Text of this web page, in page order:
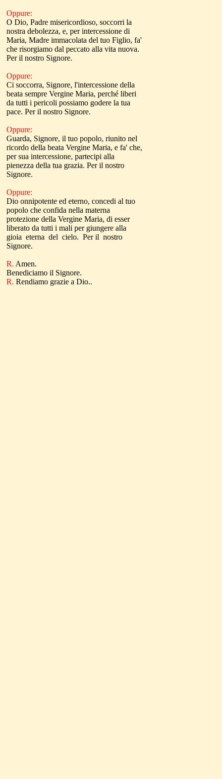
Oppure:
O Dio, Padre misericordioso, soccorri la
nostra debolezza, e, per intercessione di
Maria, Madre immacolata del tuo Figlio, fa'
che risorgiamo dal peccato alla vita nuova.
Per il nostro Signore.
Oppure:
Ci soccorra, Signore, l'intercessione della
beata sempre Vergine Maria, perché liberi
da tutti i pericoli possiamo godere la tua
pace. Per il nostro Signore.
Oppure:
Guarda, Signore, il tuo popolo, riunito nel
ricordo della beata Vergine Maria, e fa' che,
per sua intercessione, partecipi alla
pienezza della tua grazia. Per il nostro
Signore.
Oppure:
Dio onnipotente ed eterno, concedi al tuo
popolo che confida nella materna
protezione della Vergine Maria, di esser
liberato da tutti i mali per giungere alla
gioia eterna del cielo. Per il nostro
Signore.
R. Amen.
Benediciamo il Signore.
R. Rendiamo grazie a Dio..